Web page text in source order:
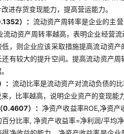
进存货变现能力，提高营运能力。
）： 流动资产周转率是企业的主
动资产周转率越高，表明企业经营
，则企业应该采取措施提高流动资
有较大的提升空间。提高流动资产
：流动比率是流动资产对流动负债的
，比率越高，说明企业资产的变现
0.4607）： 净资产收益率ROE,净资
分比率, 净资产收益率=净利润/平均